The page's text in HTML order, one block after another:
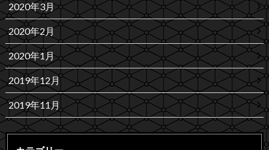
2020年3月
2020年2月
2020年1月
2019年12月
2019年11月